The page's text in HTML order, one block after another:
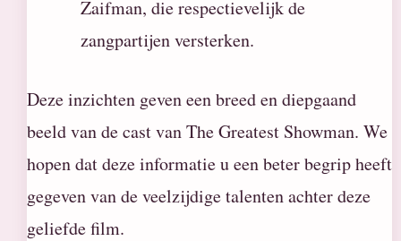
Zaifman, die respectievelijk de
zangpartijen versterken.
Deze inzichten geven een breed en diepgaand
beeld van de cast van The Greatest Showman. We
hopen dat deze informatie u een beter begrip heeft
gegeven van de veelzijdige talenten achter deze
geliefde film.